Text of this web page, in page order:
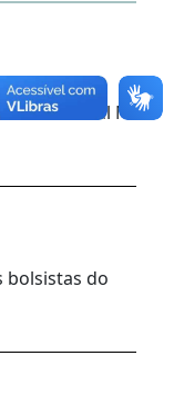
o Edital Nº
bolsistas do